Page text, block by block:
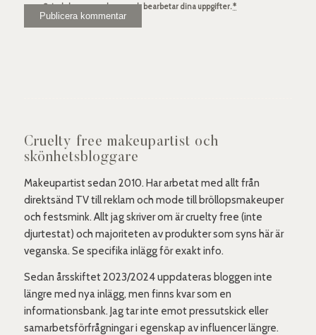
Spindelsven.com lagrar och bearbetar dina uppgifter.*
Cruelty free makeupartist och
skönhetsbloggare
Makeupartist sedan 2010. Har arbetat med allt från
direktsänd TV till reklam och mode till bröllopsmakeuper
och festsmink. Allt jag skriver om är cruelty free (inte
djurtestat) och majoriteten av produkter som syns här är
veganska. Se specifika inlägg för exakt info.
Sedan årsskiftet 2023/2024 uppdateras bloggen inte
längre med nya inlägg, men finns kvar som en
informationsbank. Jag tar inte emot pressutskick eller
samarbetsförfrågningar i egenskap av influencer längre.